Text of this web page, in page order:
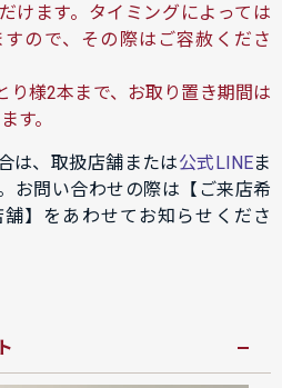
けます。タイミングによっては
ので、その際はご容赦くださ
り様2本まで、お取り置き期間は
す。
は、取扱店舗または公式LINEま
お問い合わせの際は【ご来店希
】をあわせてお知らせくださ